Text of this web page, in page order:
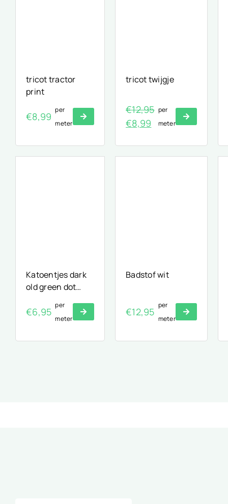
tricot tractor
print
€8,99
per
meter
tricot twijgje
€12,95
Oorspronkelijke
was:
€8,99 Huidige
is:
per
meter
Katoentjes dark
old green dot
€6,95
per
meter
Badstof wit
€12,95
per
meter